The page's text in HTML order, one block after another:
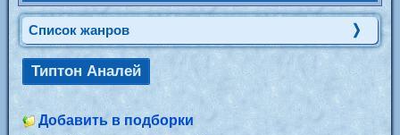
Список жанров
Типтон Аналей
Добавить в подборки